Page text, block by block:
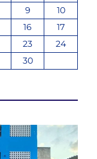
9
10
16
17
23
24
30